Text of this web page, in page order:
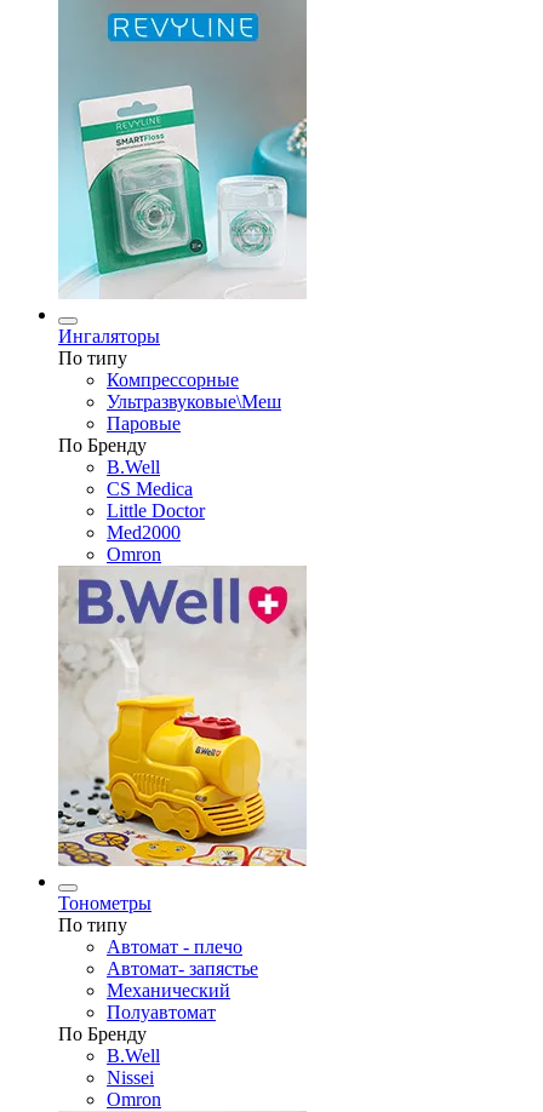
Ингаляторы
По типу
Компрессорные
Ультразвуковые\Меш
Паровые
По Бренду
B.Well
CS Medica
Little Doctor
Med2000
Omron
Тонометры
По типу
Автомат - плечо
Автомат- запястье
Механический
Полуавтомат
По Бренду
B.Well
Nissei
Omron